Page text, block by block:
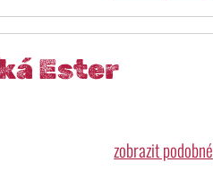
Ester
zobrazit podobné